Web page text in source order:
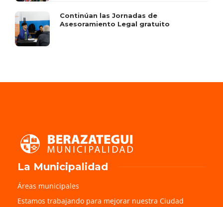
Continúan las Jornadas de
Asesoramiento Legal gratuito
La Municipalidad
Áreas municipales
Estamos trabajando para mejorar nuestra Ciudad